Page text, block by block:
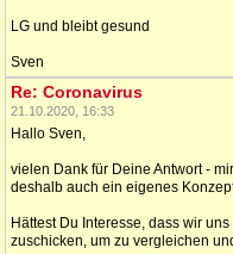
LG und bleibt gesund
Sven
Re: Coronavirus
21.10.2020, 16:33
Hallo Sven,
vielen Dank für Deine Antwort -
deshalb auch ein eigenes
Hättest Du Interesse, dass wir
zuschicken, um zu vergleichen